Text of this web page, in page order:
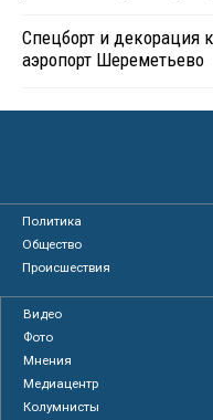
Спецборт и декорация
аэропорт Шереметьево
Политика
Общество
Происшествия
Видео
Фото
Мнения
Медиацентр
Колумнисты